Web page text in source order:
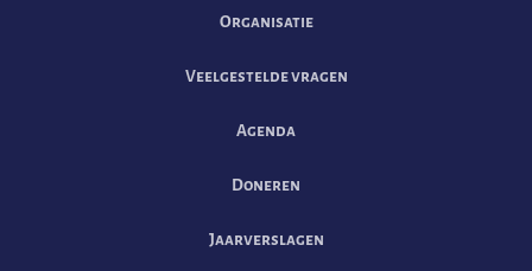
Organisatie
Veelgestelde vragen
Agenda
Doneren
Jaarverslagen